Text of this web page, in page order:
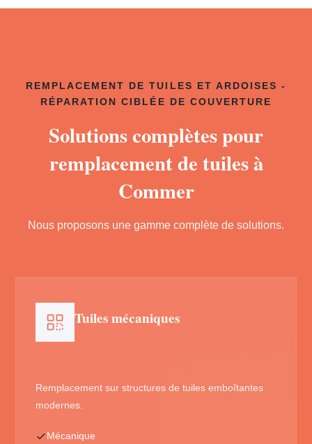
REMPLACEMENT DE TUILES ET ARDOISES -
RÉPARATION CIBLÉE DE COUVERTURE
Solutions complètes pour
remplacement de tuiles à
Commer
Nous proposons une gamme complète de solutions.
Tuiles mécaniques
Remplacement sur structures de tuiles emboîtantes
modernes.
Mécanique